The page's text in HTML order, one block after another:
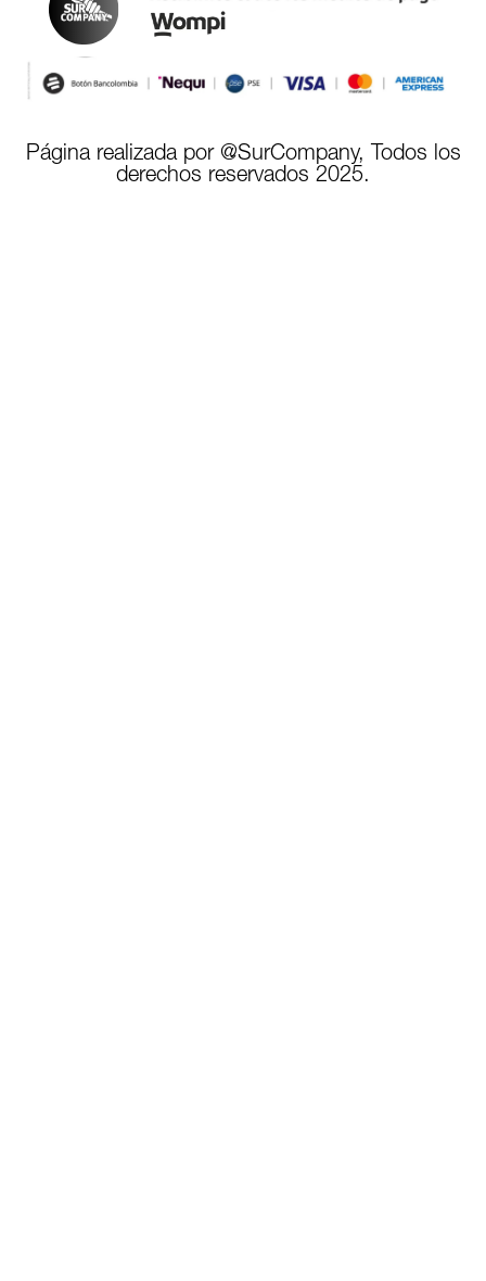
Página realizada por @SurCompany, Todos los
derechos reservados 2025.